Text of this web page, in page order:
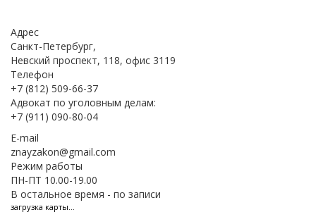
Адрес
Санкт-Петербург,
Невский проспект, 118, офис 3119
Телефон
+7 (812) 509-66-37
Адвокат по уголовным делам:
+7 (911) 090-80-04
E-mail
znayzakon@gmail.com
Режим работы
ПН-ПТ 10.00-19.00
В остальное время - по записи
загрузка карты...